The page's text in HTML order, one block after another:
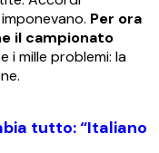
Per ora
il campionato
i mille problemi: la
tutto: “Italiano